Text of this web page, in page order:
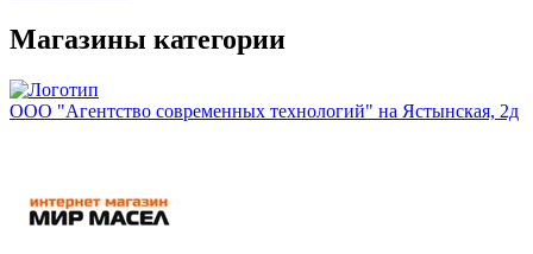
Магазины категории
ООО "Агентство современных технологий" на Ястынская, 2д